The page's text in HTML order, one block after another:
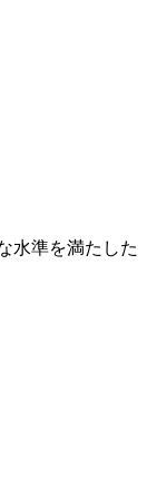
水準を満たした